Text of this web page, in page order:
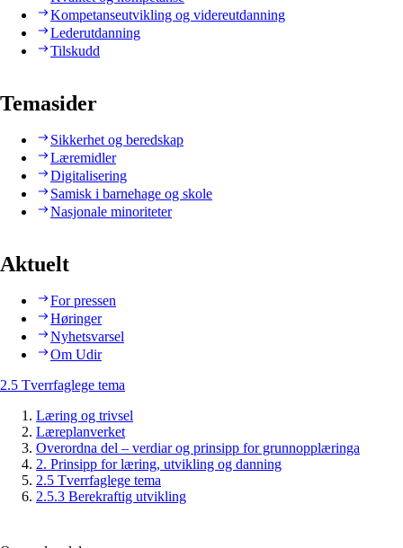
Kompetanseutvikling og videreutdanning
Lederutdanning
Tilskudd
Temasider
Sikkerhet og beredskap
Læremidler
Digitalisering
Samisk i barnehage og skole
Nasjonale minoriteter
Aktuelt
For pressen
Høringer
Nyhetsvarsel
Om Udir
2.5 Tverrfaglege tema
Læring og trivsel
Læreplanverket
Overordna del – verdiar og prinsipp for grunnopplæringa
2. Prinsipp for læring, utvikling og danning
2.5 Tverrfaglege tema
2.5.3 Berekraftig utvikling